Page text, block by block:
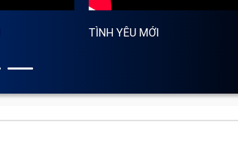
TÌNH YÊU MỚI